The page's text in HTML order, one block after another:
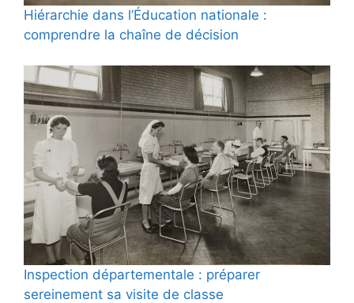
Hiérarchie dans l’Éducation nationale :
comprendre la chaîne de décision
Inspection départementale : préparer
sereinement sa visite de classe